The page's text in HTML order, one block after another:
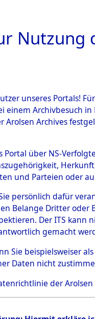
Dead -
Branch -
Nutzung
unseres Portals!
Archivbesuch
Arolsen Archives
Portal über NS-
und Parteien oder
persönlich dafür
Belange Dritter
Der ITS
gemacht
Sie beispielsweiser
Daten nicht
der Arolsen